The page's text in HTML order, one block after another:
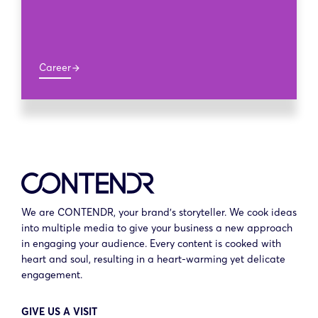
Careerarrow_forward
We are CONTENDR, your brand’s storyteller. We cook ideas
into multiple media to give your business a new approach
in engaging your audience. Every content is cooked with
heart and soul, resulting in a heart-warming yet delicate
engagement.
GIVE US A VISIT